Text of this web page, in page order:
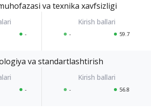
va texnika xavfsizligi
- - 59.7
va standartlashtirish
- - 56.8